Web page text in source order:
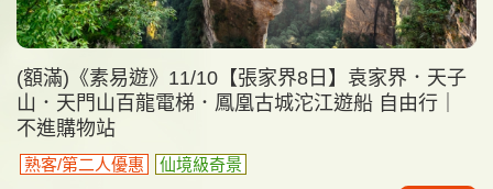
(額滿)《素易遊》11/10【張家界8日】袁家界．天子
山．天門山百龍電梯．鳳凰古城沱江遊船 自由行｜
不進購物站
熟客/第二人優惠 仙境級奇景